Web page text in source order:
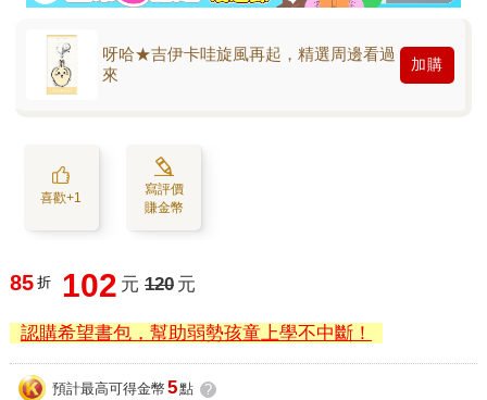
呀哈★吉伊卡哇旋風再起，精選周邊看過
來
加購
喜歡+1
寫評價
賺金幣
85 折 102 元 120 元
認購希望書包，幫助弱勢孩童上學不中斷！
預計最高可得金幣 5點 ?